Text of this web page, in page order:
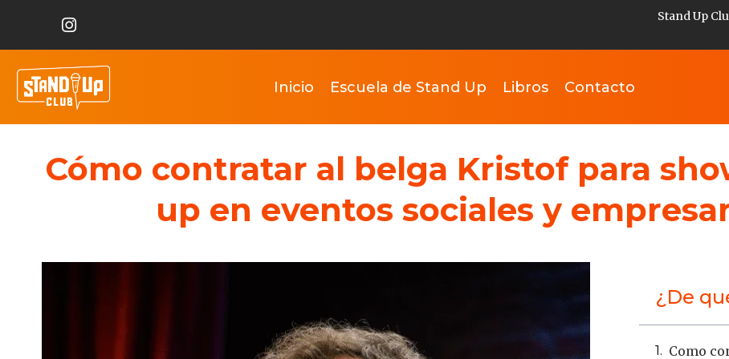
Stand Up
Inicio Escuela de Stand Up Libros Contacto
Cómo contratar al belga Kristof para
up en eventos sociales y
¿De
Como